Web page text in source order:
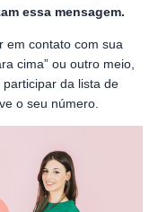
essa mensagem.
em contato com sua
cima” ou outro meio,
da lista de
o seu número.